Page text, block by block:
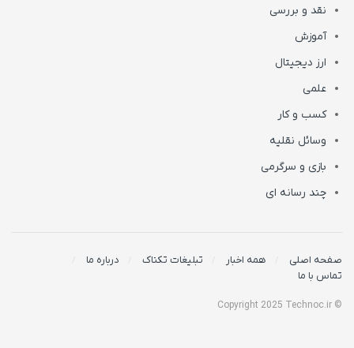
نقد و بررسی
آموزش
ارز دیجیتال
علمی
کسب و کار
وسائل نقلیه
بازی و سرگرمی
چند رسانه ای
صفحه اصلی همه اخبار تبلیغات تکناک
درباره ما
تماس با ما
© Copyright 2025 Technoc.ir